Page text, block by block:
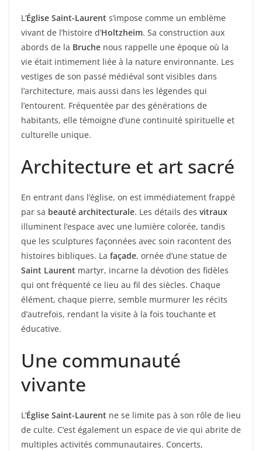
L’Église Saint-Laurent s’impose comme un emblème
vivant de l’histoire d’Holtzheim. Sa construction aux
abords de la Bruche nous rappelle une époque où la
vie était intimement liée à la nature environnante. Les
vestiges de son passé médiéval sont visibles dans
l’architecture, mais aussi dans les légendes qui
l’entourent. Fréquentée par des générations de
habitants, elle témoigne d’une continuité spirituelle et
culturelle unique.
Architecture et art sacré
En entrant dans l’église, on est immédiatement frappé
par sa beauté architecturale. Les détails des vitraux
illuminent l’espace avec une lumière colorée, tandis
que les sculptures façonnées avec soin racontent des
histoires bibliques. La façade, ornée d’une statue de
Saint Laurent martyr, incarne la dévotion des fidèles
qui ont fréquenté ce lieu au fil des siècles. Chaque
élément, chaque pierre, semble murmurer les récits
d’autrefois, rendant la visite à la fois touchante et
éducative.
Une communauté
vivante
L’Église Saint-Laurent ne se limite pas à son rôle de lieu
de culte. C’est également un espace de vie qui abrite de
multiples activités communautaires. Concerts,